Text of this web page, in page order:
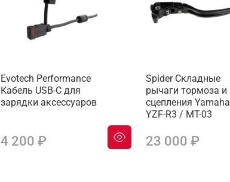
Evotech Performance
Кабель USB-C для
зарядки аксессуаров
4 200 ₽
Spider Складные
рычаги тормоза и
сцепления Yamaha
YZF-R3 / MT-03
23 000 ₽